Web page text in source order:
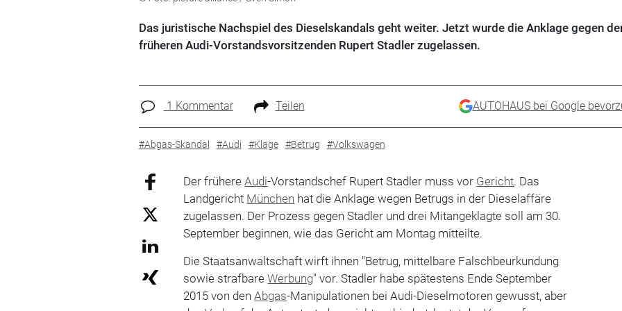
Das juristische Nachspiel des Dieselskandals geht weiter. Jetzt wurde die Anklage gegen
früheren Audi-Vorstandsvorsitzenden Rupert Stadler zugelassen.
1 Kommentar Teilen AUTOHAUS bei Google
#Abgas-Skandal #Audi #Klage #Betrug #Volkswagen
Der frühereAudi-Vorstandschef Rupert Stadler muss vor Gericht. Das
Landgericht München hat die Anklage wegen Betrugs in der Dieselaffäre
zugelassen. Der Prozess gegen Stadler und drei Mitangeklagte soll am 30.
September beginnen, wie das Gericht am Montag mitteilte.
Die Staatsanwaltschaft wirft ihnen "Betrug, mittelbare Falschbeurkundung
sowie strafbareWerbung" vor. Stadler habe spätestens Ende September
2015 von denAbgas-Manipulationen bei Audi-Dieselmotoren gewusst, aber